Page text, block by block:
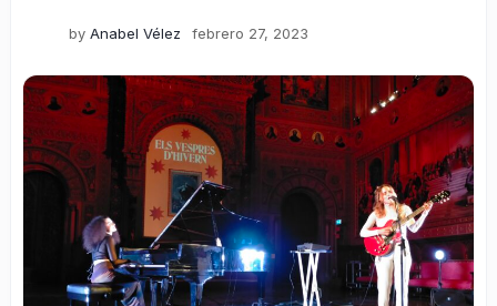
by Anabel Vélez febrero 27, 2023